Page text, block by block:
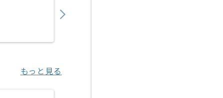
もっと見る